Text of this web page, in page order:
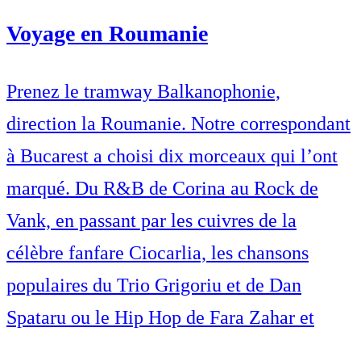
Voyage en Roumanie
Prenez le tramway Balkanophonie,
direction la Roumanie. Notre correspondant
à Bucarest a choisi dix morceaux qui l’ont
marqué. Du R&B de Corina au Rock de
Vank, en passant par les cuivres de la
célèbre fanfare Ciocarlia, les chansons
populaires du Trio Grigoriu et de Dan
Spataru ou le Hip Hop de Fara Zahar et